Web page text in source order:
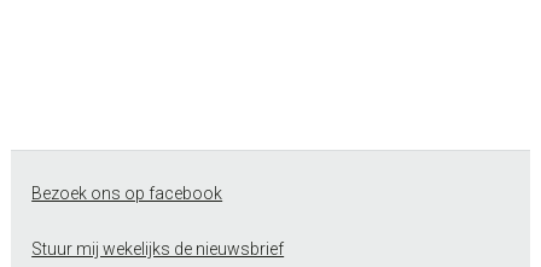
Footer
Bezoek ons op facebook
Stuur mij wekelijks de nieuwsbrief